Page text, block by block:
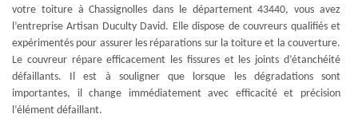
votre toiture à Chassignolles dans le département 43440, vous avez
l’entreprise Artisan Duculty David. Elle dispose de couvreurs qualifiés et
expérimentés pour assurer les réparations sur la toiture et la couverture.
Le couvreur répare efficacement les fissures et les joints d’étanchéité
défaillants. Il est à souligner que lorsque les dégradations sont
importantes, il change immédiatement avec efficacité et précision
l’élément défaillant.